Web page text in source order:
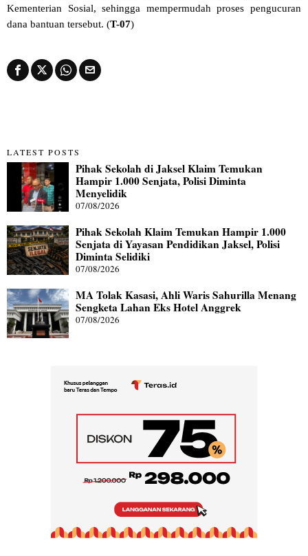
Kementerian Sosial, sehingga mempermudah proses pengucuran
dana bantuan tersebut. (T-07)
LATEST POSTS
Pihak Sekolah di Jaksel Klaim Temukan
Hampir 1.000 Senjata, Polisi Diminta
Menyelidik
07/08/2026
Pihak Sekolah Klaim Temukan Hampir 1.000
Senjata di Yayasan Pendidikan Jaksel, Polisi
Diminta Selidiki
07/08/2026
MA Tolak Kasasi, Ahli Waris Sahurilla Menang
Sengketa Lahan Eks Hotel Anggrek
07/08/2026